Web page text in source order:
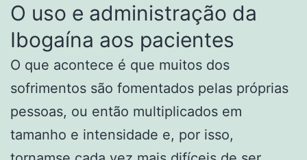
O uso e administração da
Ibogaína aos pacientes
O que acontece é que muitos dos
sofrimentos são fomentados pelas próprias
pessoas, ou então multiplicados em
tamanho e intensidade e, por isso,